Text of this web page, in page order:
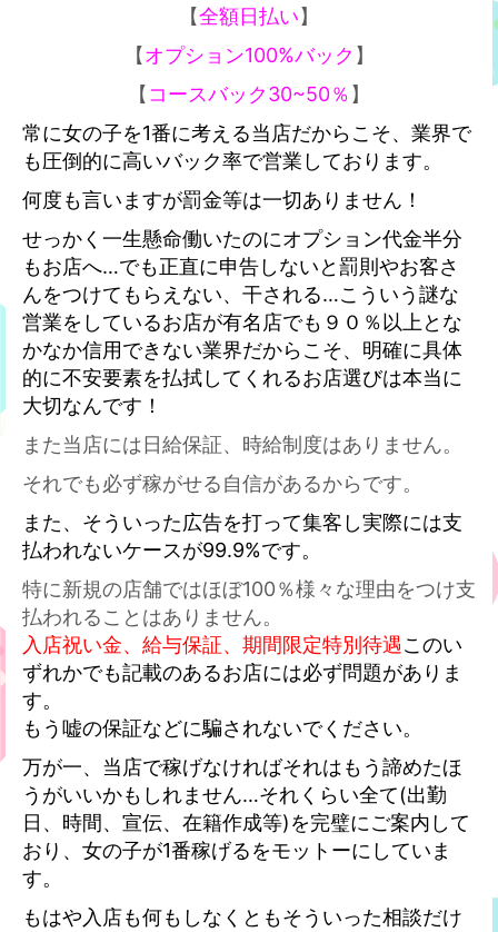
【全額日払い】
【オプション100%バック 】
【 コースバック30~50％ 】
常に女の子を1番に考える当店だからこそ、業界で
も圧倒的に高いバック率で営業しております。
何度も言いますが罰金等は一切ありません！
せっかく一生懸命働いたのにオプション代金半分
もお店へ…でも正直に申告しないと罰則やお客さ
んをつけてもらえない、干される…こういう謎な
営業をしているお店が有名店でも９０％以上とな
かなか信用できない業界だからこそ、明確に具体
的に不安要素を払拭してくれるお店選びは本当に
大切なんです！
また当店には日給保証、時給制度はありません。
それでも必ず稼がせる自信があるからです。
また、そういった広告を打って集客し実際には支
払われないケースが99.9%です。
特に新規の店舗ではほぼ100％様々な理由をつけ支
払われることはありません。
入店祝い金、給与保証、期間限定特別待遇このい
ずれかでも記載のあるお店には必ず問題がありま
す。
もう嘘の保証などに騙されないでください。
万が一、当店で稼げなければそれはもう諦めたほ
うがいいかもしれません…それくらい全て(出勤
日、時間、宣伝、在籍作成等)を完璧にご案内して
おり、女の子が1番稼げるをモットーにしていま
す。
もはや入店も何もしなくともそういった相談だけ